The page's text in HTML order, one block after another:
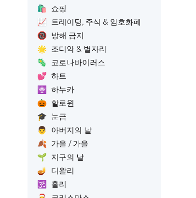
🛍️
쇼핑
📈 트레이딩, 주식 & 암호화폐
📵 방해 금지
🌟 조디악 & 별자리
🦠 코로나바이러스
💕 하트
🕎
하누카
🎃 할로윈
🎓 눈금
👨
아버지의 날
🍂 가을 / 가을
🌱 지구의 날
🪔
디왈리
🕉️
홀리